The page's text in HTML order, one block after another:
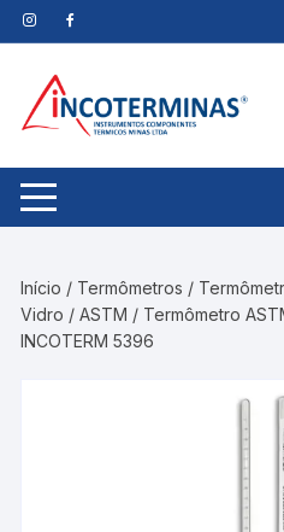
Pular
para
conteúdo
Início / Termômetros /
Vidro /ASTM / Termômetro
INCOTERM 5396